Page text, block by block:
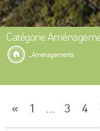
Catégorie
Aménagements
« 1 ... 3 4